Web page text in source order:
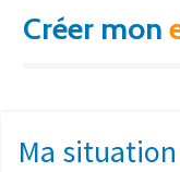
Créer mon
Ma